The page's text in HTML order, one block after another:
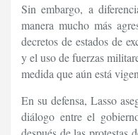
Sin embargo, a
manera mucho más
decretos de estados de
y el uso de fuerzas
medida que aún está
En su defensa, Lasso
diálogo entre el